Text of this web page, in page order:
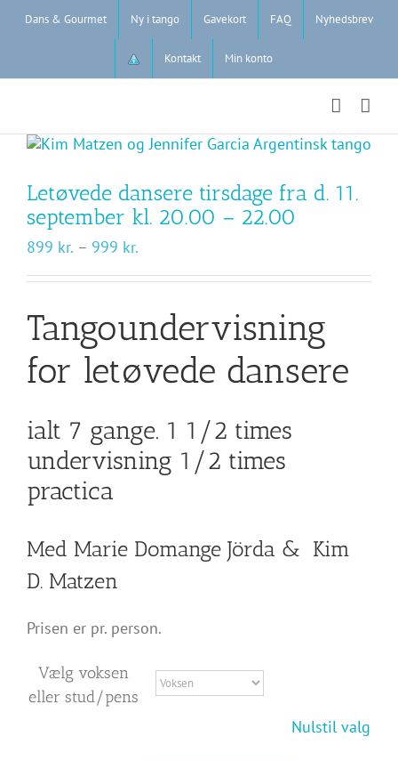
Dans & Gourmet Ny i tango Gavekort FAQ Nyhedsbrev
Kontakt Min konto
Letøvede dansere tirsdage fra d. 11.
september kl. 20.00 – 22.00
899 kr. – 999 kr.
til
Tangoundervisning
for letøvede dansere
ialt 7 gange. 1 1/2 times
undervisning 1/2 times
practica
Med Marie Domange Jörda & Kim
D. Matzen
Prisen er pr. person.
Vælg voksen
eller stud/pens
Nulstil valg